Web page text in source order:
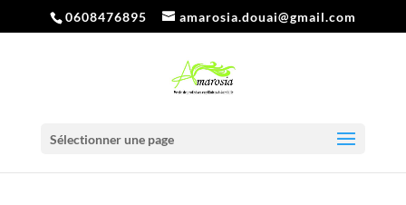
0608476895 amarosia.douai@gmail.com
Sélectionner une page